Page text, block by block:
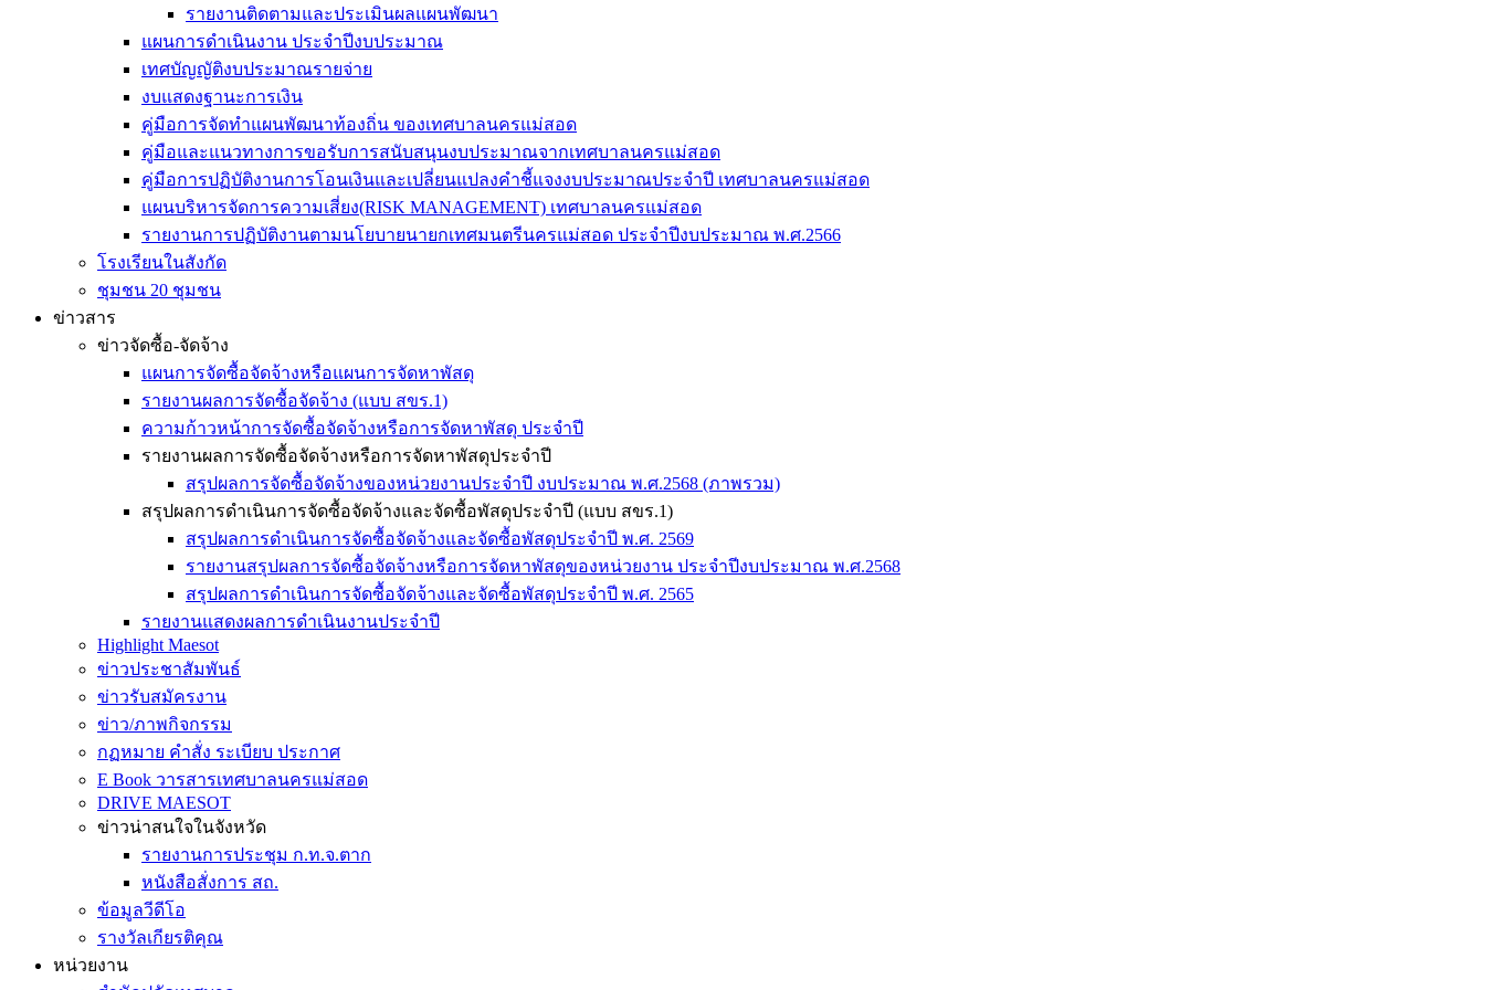
รายงานติดตามและประเมินผลแผนพัฒนา
แผนการดำเนินงาน ประจำปีงบประมาณ
เทศบัญญัติงบประมาณรายจ่าย
งบแสดงฐานะการเงิน
คู่มือการจัดทำแผนพัฒนาท้องถิ่น ของเทศบาลนครแม่สอด
คู่มือและแนวทางการขอรับการสนับสนุนงบประมาณจากเทศบาลนครแม่สอด
คู่มือการปฏิบัติงานการโอนเงินและเปลี่ยนแปลงคำชี้แจงงบประมาณประจำปี เทศบาลนครแม่สอด
แผนบริหารจัดการความเสี่ยง(RISK MANAGEMENT) เทศบาลนครแม่สอด
รายงานการปฏิบัติงานตามนโยบายนายกเทศมนตรีนครแม่สอด ประจำปีงบประมาณ พ.ศ.2566
โรงเรียนในสังกัด
ชุมชน 20 ชุมชน
ข่าวสาร
ข่าวจัดซื้อ-จัดจ้าง
แผนการจัดซื้อจัดจ้างหรือแผนการจัดหาพัสดุ
รายงานผลการจัดซื้อจัดจ้าง (แบบ สขร.1)
ความก้าวหน้าการจัดซื้อจัดจ้างหรือการจัดหาพัสดุ ประจำปี
รายงานผลการจัดซื้อจัดจ้างหรือการจัดหาพัสดุประจำปี
สรุปผลการจัดซื้อจัดจ้างของหน่วยงานประจำปี งบประมาณ พ.ศ.2568 (ภาพรวม)
สรุปผลการดำเนินการจัดซื้อจัดจ้างและจัดซื้อพัสดุประจำปี (แบบ สขร.1)
สรุปผลการดำเนินการจัดซื้อจัดจ้างและจัดซื้อพัสดุประจำปี พ.ศ. 2569
รายงานสรุปผลการจัดซื้อจัดจ้างหรือการจัดหาพัสดุของหน่วยงาน ประจำปีงบประมาณ พ.ศ.2568
สรุปผลการดำเนินการจัดซื้อจัดจ้างและจัดซื้อพัสดุประจำปี พ.ศ. 2565
รายงานแสดงผลการดำเนินงานประจำปี
Highlight Maesot
ข่าวประชาสัมพันธ์
ข่าวรับสมัครงาน
ข่าว/ภาพกิจกรรม
กฏหมาย คำสั่ง ระเบียบ ประกาศ
E Book วารสารเทศบาลนครแม่สอด
DRIVE MAESOT
ข่าวน่าสนใจในจังหวัด
รายงานการประชุม ก.ท.จ.ตาก
หนังสือสั่งการ สถ.
ข้อมูลวีดีโอ
รางวัลเกียรติคุณ
หน่วยงาน